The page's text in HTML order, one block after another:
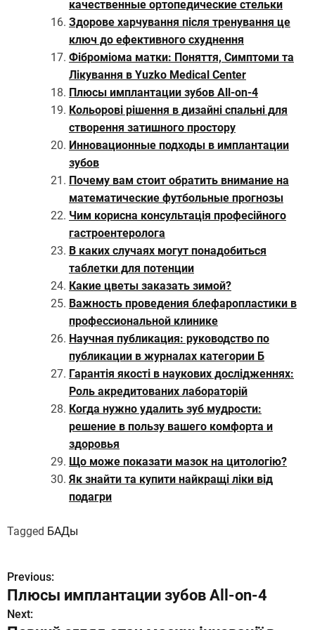
качественные ортопедические стельки
Здорове харчування після тренування це
ключ до ефективного схуднення
Фіброміома матки: Поняття, Симптоми та
Лікування в Yuzko Medical Center
Плюсы имплантации зубов All-on-4
Кольорові рішення в дизайні спальні для
створення затишного простору
Инновационные подходы в имплантации
зубов
Почему вам стоит обратить внимание на
математические футбольные прогнозы
Чим корисна консультація професійного
гастроентеролога
В каких случаях могут понадобиться
таблетки для потенции
Какие цветы заказать зимой?
Важность проведения блефаропластики в
профессиональной клинике
Научная публикация: руководство по
публикации в журналах категории Б
Гарантія якості в наукових дослідженнях:
Роль акредитованих лабораторій
Когда нужно удалить зуб мудрости:
решение в пользу вашего комфорта и
здоровья
Що може показати мазок на цитологію?
Як знайти та купити найкращі ліки від
подагри
Tagged БАДы
Н
а
Previous:
Плюсы имплантации зубов All-on-4
Next: